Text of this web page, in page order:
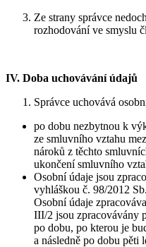
Ze strany správce
rozhodování ve smyslu
IV. Doba uchovávání údajů
Správce uchovává
po dobu nezbytnou k
ze smluvního vztahu
nároků z těchto
ukončení smluvního
Osobní údaje jsou
vyhláškou č. 98/2012
Osobní údaje
III/2 jsou zpracovávány
po dobu, po kterou je
a následně po dobu pěti